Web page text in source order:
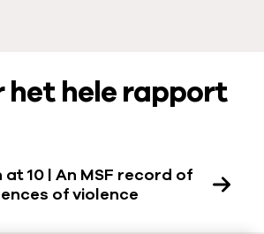
het hele rapport
10 | An MSF record of
of violence